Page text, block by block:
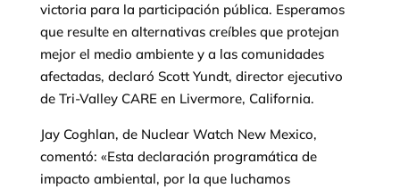
victoria para la participación pública. Esperamos
que resulte en alternativas creíbles que protejan
mejor el medio ambiente y a las comunidades
afectadas, declaró Scott Yundt, director ejecutivo
de Tri-Valley CARE en Livermore, California.
Jay Coghlan, de Nuclear Watch New Mexico,
comentó: «Esta declaración programática de
impacto ambiental, por la que luchamos